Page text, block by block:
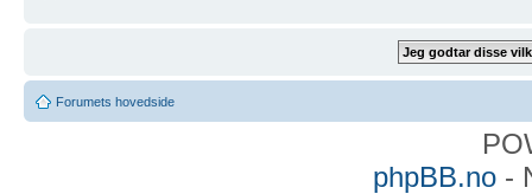
Forumets hovedside
phpBB.no-